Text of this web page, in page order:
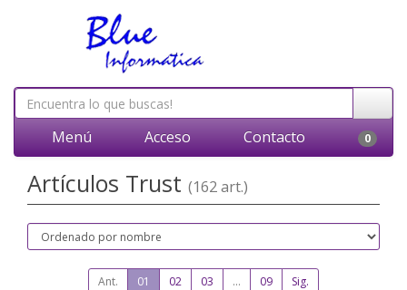
Menú Acceso Contacto 0
Artículos Trust (162 art.)
Ant. 01 02 03 ... 09 Sig.